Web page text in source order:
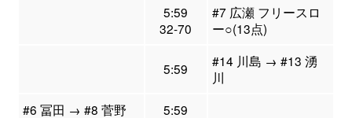
5:59
32-70
#7 広瀬 フリースロ
ー○(13点)
5:59
#14 川島 → #13 湧
川
#6 冨田 → #8 菅野
5:59